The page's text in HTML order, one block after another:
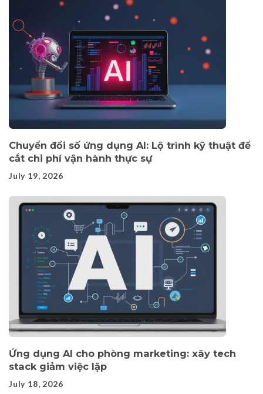
Chuyển đổi số ứng dụng AI: Lộ trình kỹ thuật để
cắt chi phí vận hành thực sự
July 19, 2026
Ứng dụng AI cho phòng marketing: xây tech
stack giảm việc lặp
July 18, 2026